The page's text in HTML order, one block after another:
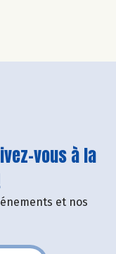
vous à la
et nos